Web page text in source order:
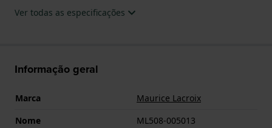
Ver todas as especificações
Informação geral
Marca
Maurice Lacroix
Nome
ML508-005013